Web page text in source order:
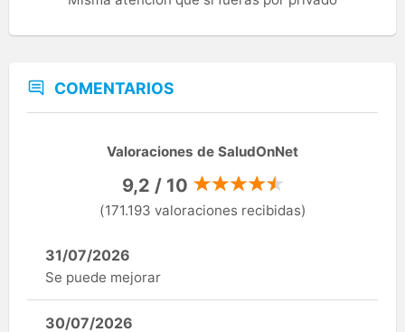
COMENTARIOS
Valoraciones de SaludOnNet
9,2 / 10
(171.193 valoraciones recibidas)
31/07/2026
Se puede mejorar
30/07/2026